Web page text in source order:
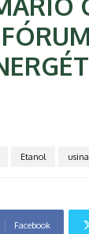
Etanol
Facebook